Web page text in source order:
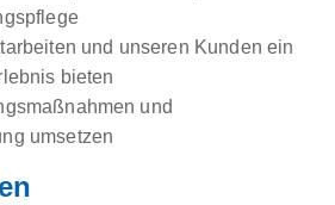
und unseren Kunden ein
bieten
und
umsetzen